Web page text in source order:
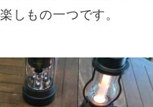
しもの一つです。